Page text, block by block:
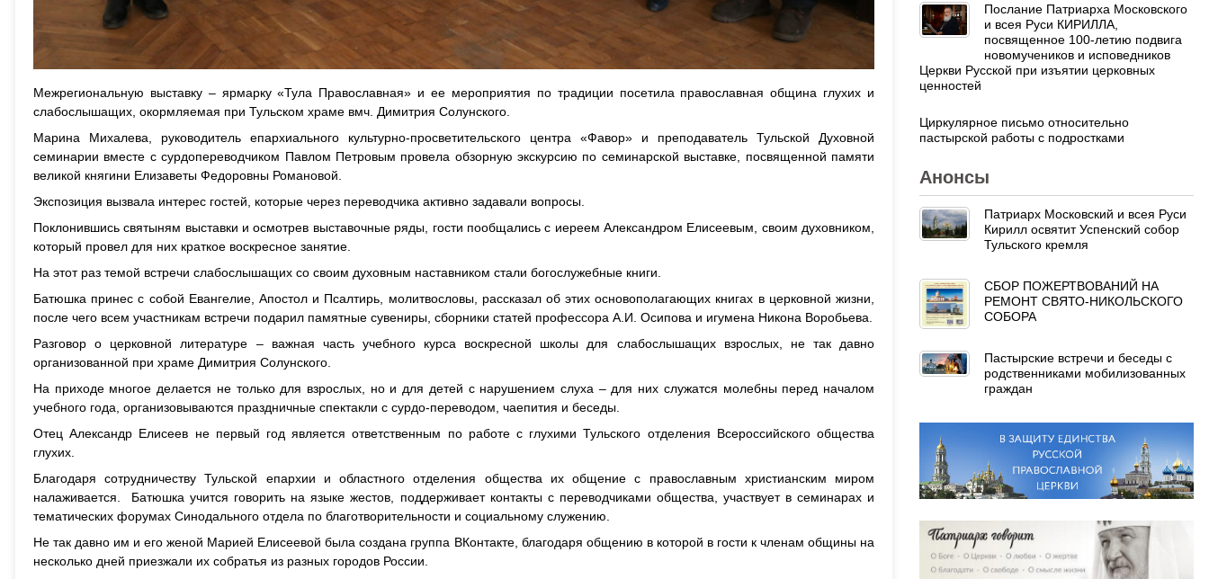
Межрегиональную выставку – ярмарку «Тула Православная» и ее мероприятия по традиции посетила православная община глухих и
слабослышащих, окормляемая при Тульском храме вмч. Димитрия Солунского.
Марина Михалева, руководитель епархиального культурно-просветительского центра «Фавор» и преподаватель Тульской Духовной
семинарии вместе с сурдопереводчиком Павлом Петровым провела обзорную экскурсию по семинарской выставке, посвященной памяти
великой княгини Елизаветы Федоровны Романовой.
Экспозиция вызвала интерес гостей, которые через переводчика активно задавали вопросы.
Поклонившись святыням выставки и осмотрев выставочные ряды, гости пообщались с иереем Александром Елисеевым, своим духовником,
который провел для них краткое воскресное занятие.
На этот раз темой встречи слабослышащих со своим духовным наставником стали богослужебные книги.
Батюшка принес с собой Евангелие, Апостол и Псалтирь, молитвословы, рассказал об этих основополагающих книгах в церковной жизни,
после чего всем участникам встречи подарил памятные сувениры, сборники статей профессора А.И. Осипова и игумена Никона Воробьева.
Разговор о церковной литературе – важная часть учебного курса воскресной школы для слабослышащих взрослых, не так давно
организованной при храме Димитрия Солунского.
На приходе многое делается не только для взрослых, но и для детей с нарушением слуха – для них служатся молебны перед началом
учебного года, организовываются праздничные спектакли с сурдо-переводом, чаепития и беседы.
Отец Александр Елисеев не первый год является ответственным по работе с глухими Тульского отделения Всероссийского общества
глухих.
Благодаря сотрудничеству Тульской епархии и областного отделения общества их общение с православным христианским миром
налаживается. Батюшка учится говорить на языке жестов, поддерживает контакты с переводчиками общества, участвует в семинарах и
тематических форумах Синодального отдела по благотворительности и социальному служению.
Не так давно им и его женой Марией Елисеевой была создана группа ВКонтакте, благодаря общению в которой в гости к членам общины на
несколько дней приезжали их собратья из разных городов России.
Послание Патриарха Московского
и всея Руси КИРИЛЛА,
посвященное 100-летию подвига
новомучеников и исповедников
Церкви Русской при изъятии церковных
ценностей
Циркулярное письмо относительно
пастырской работы с подростками
Анонсы
Патриарх Московский и всея Руси
Кирилл освятит Успенский собор
Тульского кремля
СБОР ПОЖЕРТВОВАНИЙ НА
РЕМОНТ СВЯТО-НИКОЛЬСКОГО
СОБОРА
Пастырские встречи и беседы с
родственниками мобилизованных
граждан